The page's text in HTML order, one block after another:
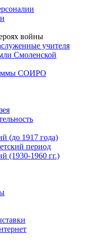
войны
учителя
Смоленской
СОИРО
(до 1917 года)
период
(1930-1960 гг.)